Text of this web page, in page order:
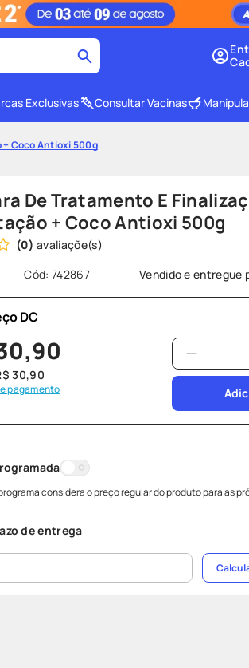
Exclusivas Consultar Vacinas
+ Coco Antioxi 500g
De Tratamento E
+ Coco Antioxi 500g
(0)
Cód: 742867 Vendido e entregue
DC
,90
30,90
pagamento
considera o preço regular do produto para as
de entrega